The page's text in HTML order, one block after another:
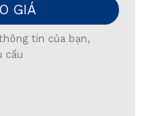
GIÁ
tin của bạn,
cầu